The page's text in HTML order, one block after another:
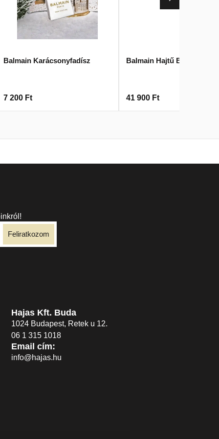
Balmain Karácsonyfadísz
7 200 Ft
Balmain Hajtű Bőr Arany
41 900 Ft
Feliratkozom
Hajas Kft. Buda
1024 Budapest, Retek u 12.
06 1 315 1018
Email cím:
info@hajas.hu